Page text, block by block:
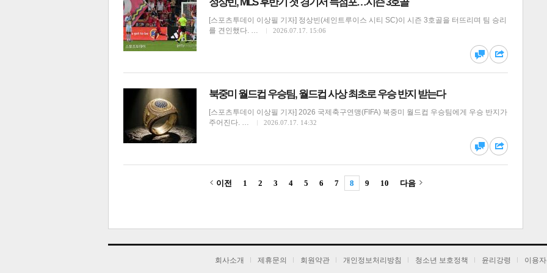
댓글 공유
댓글 공유
댓글 공유
[스포츠투데이 이상필 기자] 정상빈(세인트루이스 시티 SC)이 시즌 3호골을 터뜨리며 팀 승리
를 견인했다. …
2026.07.17. 15:06
북중미 월드컵 우승팀, 월드컵 사상 최초로 우승 반지 받는다
[스포츠투데이 이상필 기자] 2026 국제축구연맹(FIFA) 북중미 월드컵 우승팀에게 우승 반지가
주어진다. …
2026.07.17. 14:32
이전 1 2 3 4 5 6 7 8 9 10 다음
회사소개 제휴문의 회원약관 개인정보처리방침 청소년 보호정책 윤리강령 이용